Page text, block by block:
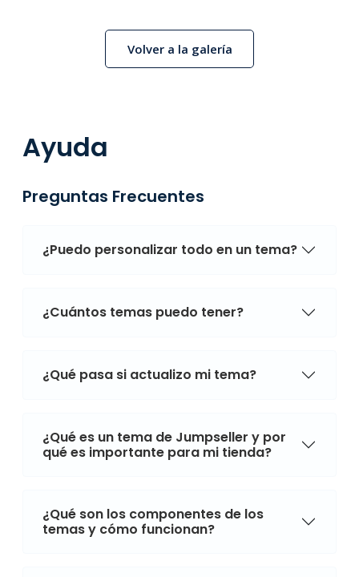
Volver a la galería
Ayuda
Preguntas Frecuentes
¿Puedo personalizar todo en un tema?
¿Cuántos temas puedo tener?
¿Qué pasa si actualizo mi tema?
¿Qué es un tema de Jumpseller y por
qué es importante para mi tienda?
¿Qué son los componentes de los
temas y cómo funcionan?